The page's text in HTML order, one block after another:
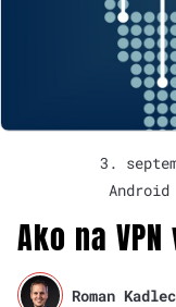
3.
Android
Ako na
Roman Kadlec